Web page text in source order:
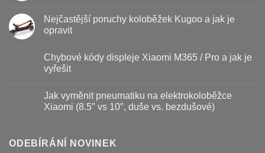
koloběžky
kdy
jak
prodloužit
životnost
u
textu
s
vyměnit
brzdové
destičky
na
koloběžce
Nejčastější poruchy koloběžek Kugoo a jak je
opravit
u
textu
s
poruchy
koloběžek
Kugoo
opravit
Chybové kódy displeje Xiaomi M365 / Pro a jak je
vyřešit
textu
s
displeje
Xiaomi
Jak vyměnit pneumatiku na elektrokoloběžce
Xiaomi (8.5″ vs 10″, duše vs. bezdušové)
textu
s
ODEBÍRÁNÍ NOVINEK